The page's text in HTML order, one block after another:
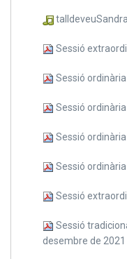
Sessió
Sessió
Sessió
Sessió
Sessió
Sessió
Sessió
desembre de 2021